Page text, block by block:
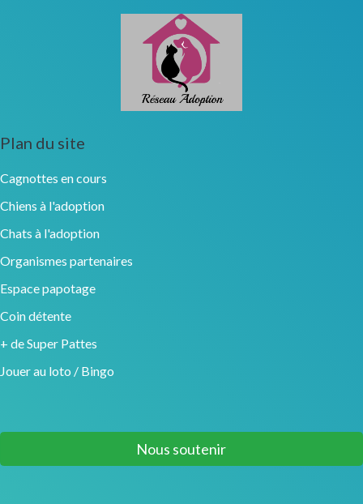
Plan du site
Cagnottes en cours
Chiens à l'adoption
Chats à l'adoption
Organismes partenaires
Espace papotage
Coin détente
+ de Super Pattes
Jouer au loto / Bingo
Nous soutenir